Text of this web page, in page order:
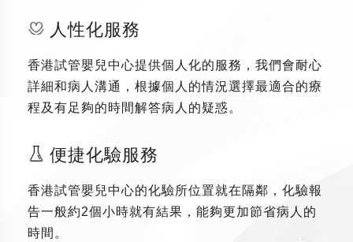
人性化服務
香港試管嬰兒中心提供個人化的服務，我們會耐心
詳細和病人溝通，根據個人的情況選擇最適合的療
程及有足夠的時間解答病人的疑惑。
便捷化驗服務
香港試管嬰兒中心的化驗所位置就在隔鄰，化驗報
告一般約2個小時就有結果，能夠更加節省病人的
時間。